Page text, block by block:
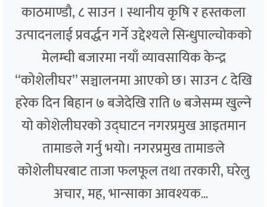
काठमाण्डौ, ८ साउन । स्थानीय कृषि र हस्तकला
उत्पादनलाई प्रवर्द्धन गर्ने उद्देश्यले सिन्धुपाल्चोकको
मेलम्ची बजारमा नयाँ व्यावसायिक केन्द्र
“कोशेलीघर” सञ्चालनमा आएको छ। साउन ८ देखि
हरेक दिन बिहान ७ बजेदेखि राति ७ बजेसम्म खुल्ने
यो कोशेलीघरको उद्घाटन नगरप्रमुख आइतमान
तामाङले गर्नु भयो। नगरप्रमुख तामाङले
कोशेलीघरबाट ताजा फलफूल तथा तरकारी, घरेलु
अचार, मह, भान्साका आवश्यक...